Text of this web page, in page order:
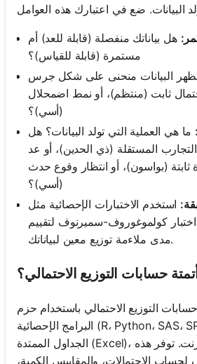
هل بياناتك منفصلة (قابلة للعد) أم
مستمرة (قابلة للقياس)؟
البيانات منحنى على شكل جرس
ثابت (منتظم)، أو نمط اضمحلال
(أسي)؟
ما هي العملية التي تولد البيانات؟ هل
المستقلة (ذي الحدين)، أو عد
ثابتة (بواسون)، أو انتظار وقوع حدث
(أسي)؟
استخدم الاختبارات الإحصائية مثل
اختبار كولموغوروف-سميرنوف لتقييم
مدى ملاءمة توزيع معين لبياناتك.
حسابات التوزيع الاحتمالي؟
التوزيع الاحتمالي باستخدام حزم
البرامج الإحصائية (R، Python، SAS، SPSS)، أو برامج
الجداول الممتدة (Excel)، أو الحاسبات عبر الإنترنت. توفر هذه
لحساب الاحتمالات، والمقاييس الكمية،